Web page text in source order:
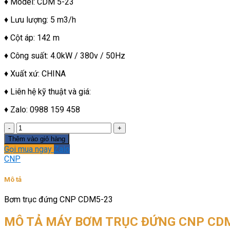
♦ Model: CDM 5-23
♦ Lưu lượng: 5 m3/h
♦ Cột áp: 142 m
♦ Công suất: 4.0kW / 380v / 50Hz
♦ Xuất xứ: CHINA
♦ Liên hệ kỹ thuật và giá:
♦ Zalo: 0988 159 458
Bơm
trục
đứng
CNP
23
lượng
Thêm vào giỏ hàng
Gọi mua ngay Zalo
CNP
Mô tả
Bơm trục đứng CNP CDM5-23
MÔ TẢ MÁY BƠM TRỤC ĐỨNG CNP